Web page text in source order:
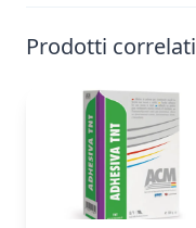
Prodotti correlati